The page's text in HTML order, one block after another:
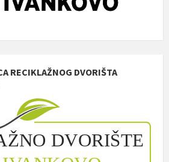
RECIKLAŽNOG DVORIŠTA